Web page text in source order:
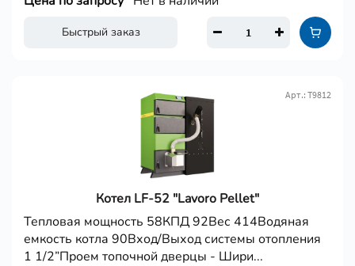
Быстрый заказ
Котел LF-52 "Lavoro Pellet"
Арт.: Т9812
Тепловая мощность 58КПД 92Вес 414Водяная
емкость котла 90Вход/Выход системы отопления
1 1/2”Проем топочной дверцы - Шири...